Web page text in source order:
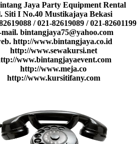
Jaya Party Equipment Rental
Siti I No.40 Mustikajaya Bekasi
/ 021-82619089 / 021-82601199
bintangjaya75@yahoo.com
http://www.bintangjaya.co.id
http://www.sewakursi.net
www.bintangjayaevent.com
http://www.meja.co
http://www.kursitifany.com